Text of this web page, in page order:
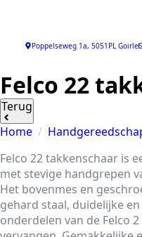
Poppelseweg 1a, 5051PL Goirle
Felco 22
Terug
Home
Felco 22 takkenschaar is
met stevige handgrepen
Het bovenmes en
gehard staal, duidelijke
onderdelen van de Felco